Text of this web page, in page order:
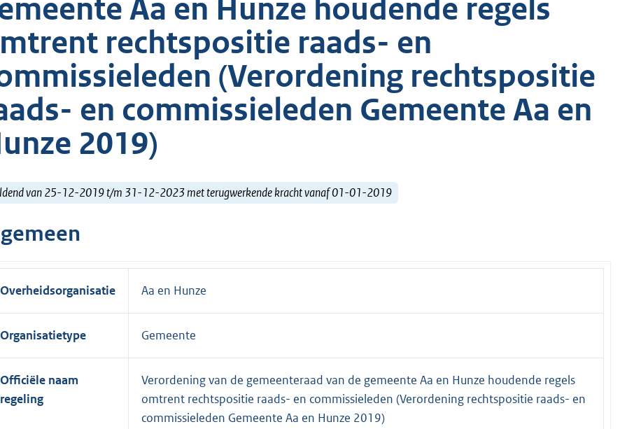
Aa en Hunze houdende regels
rechtspositie raads- en
(Verordening rechtspositie
en commissieleden Gemeente Aa en
2019)
van 25-12-2019 t/m 31-12-2023 met terugwerkende kracht vanaf 01-01-2019
Overheidsorganisatie Aa en Hunze
Organisatietype Gemeente
Officiële naam
regeling
Verordening van de gemeenteraad van de gemeente Aa en Hunze houdende regels
omtrent rechtspositie raads- en commissieleden (Verordening rechtspositie raads- en
commissieleden Gemeente Aa en Hunze 2019)